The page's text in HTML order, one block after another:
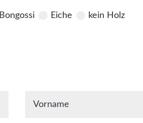
Bongossi Eiche kein Holz